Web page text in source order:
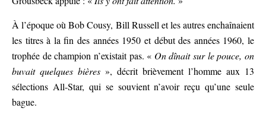
À l’époque où Bob Cousy, Bill Russell et les autres enchaînaient
les titres à la fin des années 1950 et début des années 1960, le
trophée de champion n’existait pas. « On dînait sur le pouce, on
buvait quelques bières », décrit brièvement l’homme aux 13
sélections All-Star, qui se souvient n’avoir reçu qu’une seule
bague.